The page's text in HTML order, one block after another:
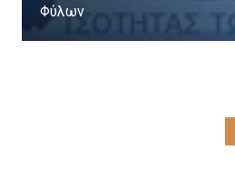
Φύλων